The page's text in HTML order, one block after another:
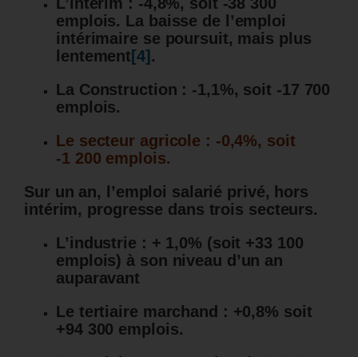
emplois. La baisse de l’emploi
intérimaire se poursuit, mais plus
lentement [4] .
La Construction : -1,1%, soit -17 700
emplois.
Le secteur agricole : -0,4%, soit
-1 200 emplois.
Sur un an, l’emploi salarié privé, hors
intérim, progresse dans trois secteurs.
L’industrie : + 1,0% (soit +33 100
emplois) à son niveau d’un an
auparavant
Le tertiaire marchand : +0,8% soit
+94 300 emplois.